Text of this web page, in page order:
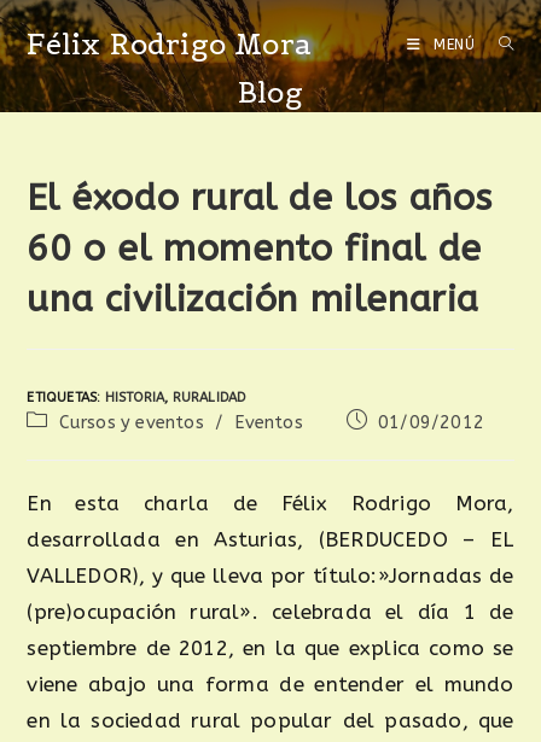
Félix Rodrigo Mora MENÚ
Blog
El éxodo rural de los años
60 o el momento final de
una civilización milenaria
ETIQUETAS: HISTORIA, RURALIDAD
Cursos y eventos / Eventos 01/09/2012
En esta charla de Félix Rodrigo Mora,
desarrollada en Asturias, (BERDUCEDO – EL
VALLEDOR), y que lleva por título:»Jornadas de
(pre)ocupación rural». celebrada el día 1 de
septiembre de 2012, en la que explica como se
viene abajo una forma de entender el mundo
en la sociedad rural popular del pasado, que